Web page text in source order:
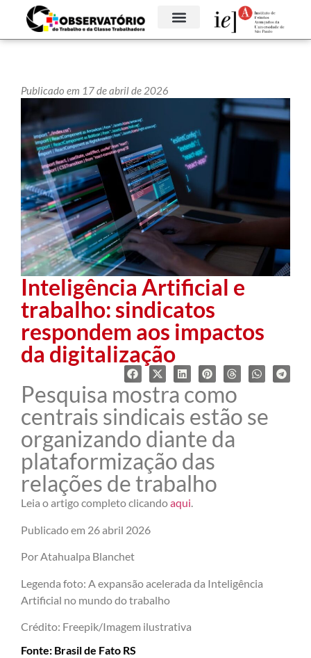
Publicado em 17 de abril de 2026
Inteligência Artificial e
trabalho: sindicatos
respondem aos impactos
da digitalização
Pesquisa mostra como
centrais sindicais estão se
organizando diante da
plataformização das
relações de trabalho
Leia o artigo completo clicandoaqui.
Publicado em 26 abril 2026
Por Atahualpa Blanchet
Legenda foto: A expansão acelerada da Inteligência
Artificial no mundo do trabalho
Crédito: Freepik/Imagem ilustrativa
Fonte: Brasil de Fato RS